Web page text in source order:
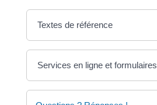
Textes de référence
Services en ligne et formulaires